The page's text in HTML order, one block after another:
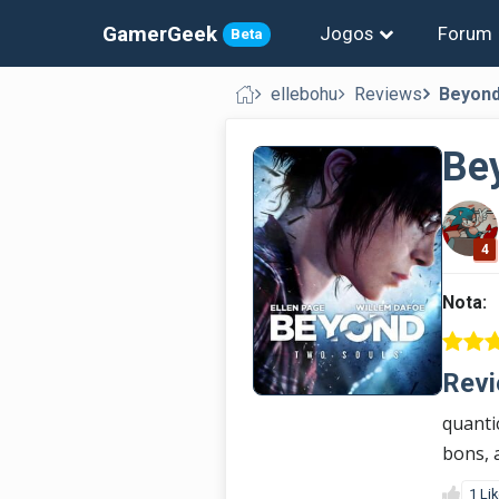
GamerGeek Beta Jogos Forum
ellebohu Reviews
4
Nota:
bons,
1